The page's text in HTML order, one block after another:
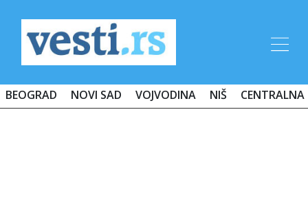
BEOGRAD NOVI SAD VOJVODINA NIŠ CENTRALNA